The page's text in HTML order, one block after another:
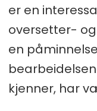
er en
oversetter-
en
kjenner, har